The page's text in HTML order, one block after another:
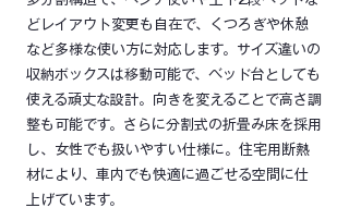
どレイアウト変更も自在で、くつろぎや休憩
など多様な使い方に対応します。サイズ違いの
収納ボックスは移動可能で、ベッド台としても
使える頑丈な設計。向きを変えることで高さ調
整も可能です。さらに分割式の折畳み床を採用
し、女性でも扱いやすい仕様に。住宅用断熱
材により、車内でも快適に過ごせる空間に仕
上げています。